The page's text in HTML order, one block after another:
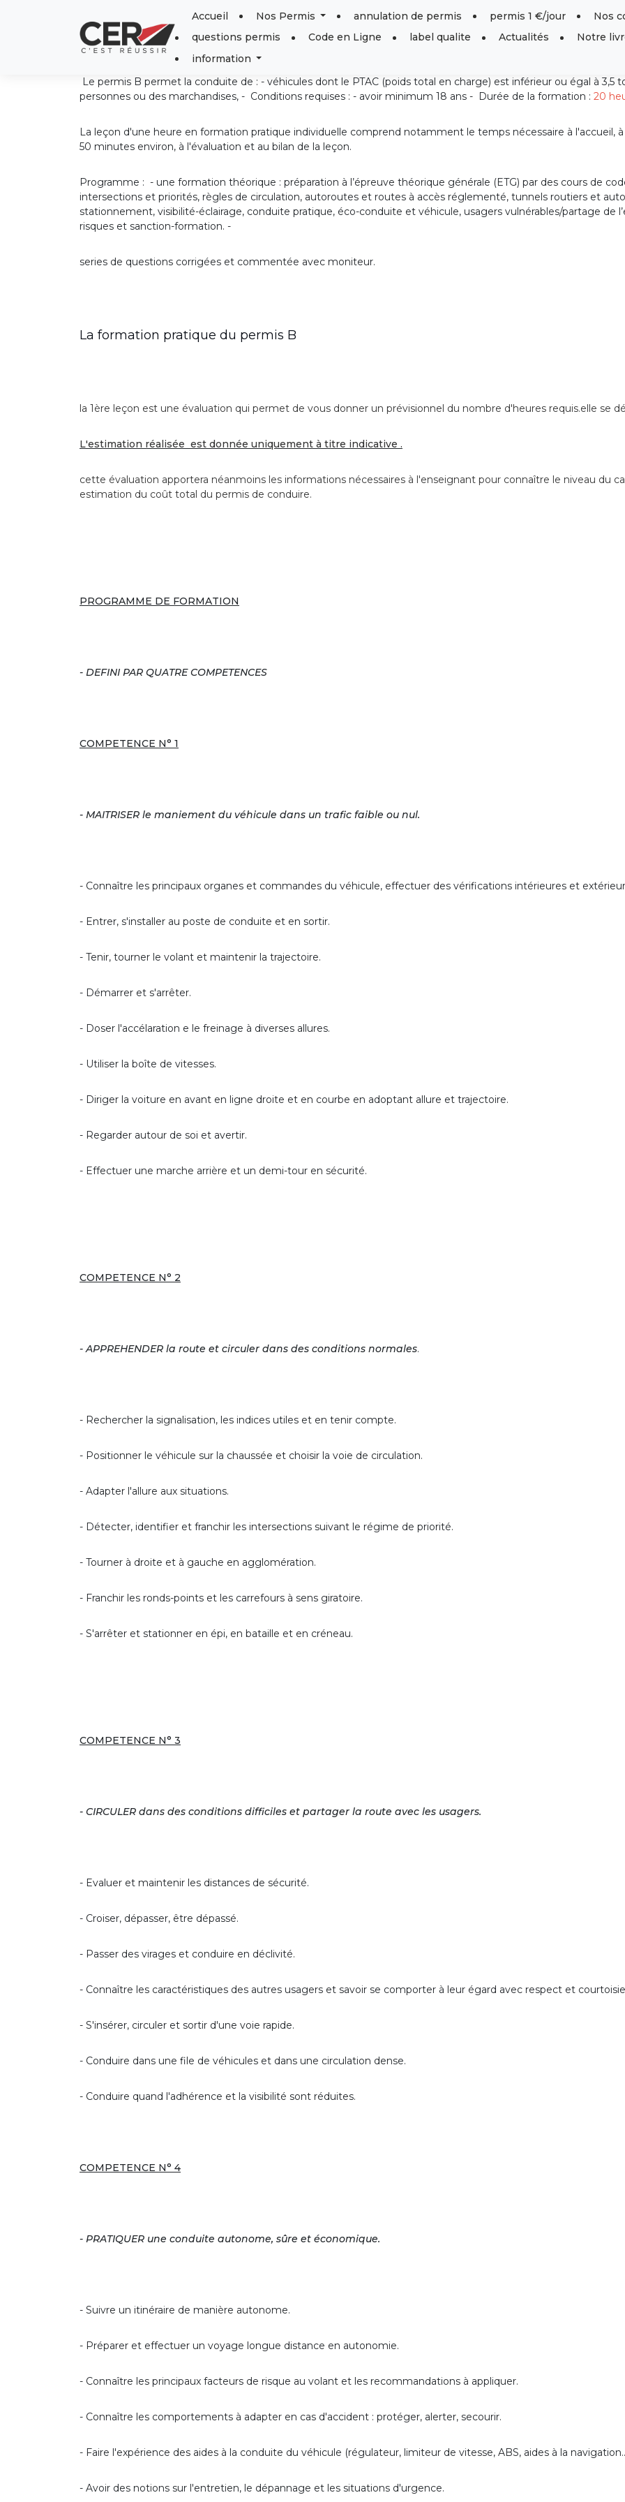
Accueil Nos Permis annulation de permis permis 1 €/jour
Nos
questions permis
Code en Ligne label qualite Actualités
Notre
information
Le permis B permet la conduite de : - véhicules dont le PTAC (poids total en charge) est inférieur ou égal à
personnes ou des marchandises, - Conditions requises : - avoir minimum 18 ans - Durée de la formation : 20
La leçon d'une heure en formation pratique individuelle comprend notamment le temps nécessaire à l'accueil,
50 minutes environ, à l'évaluation et au bilan de la leçon.
Programme : - une formation théorique : préparation à l’épreuve théorique générale (ETG) par des cours de
intersections et priorités, règles de circulation, autoroutes et routes à accès réglementé, tunnels routiers et
stationnement, visibilité-éclairage, conduite pratique, éco-conduite et véhicule, usagers vulnérables/partage de
risques et sanction-formation. -
series de questions corrigées et commentée avec moniteur.
La formation pratique du permis B
la 1ère leçon est une évaluation qui permet de vous donner un prévisionnel du nombre d'heures requis.elle se
L'estimation réalisée est donnée uniquement à titre indicative .
cette évaluation apportera néanmoins les informations nécessaires à l'enseignant pour connaître le niveau du
estimation du coût total du permis de conduire.
PROGRAMME DE FORMATION
- DEFINI PAR QUATRE COMPETENCES
COMPETENCE N° 1
- MAITRISER le maniement du véhicule dans un trafic faible ou nul.
- Connaître les principaux organes et commandes du véhicule, effectuer des vérifications intérieures et
- Entrer, s'installer au poste de conduite et en sortir.
- Tenir, tourner le volant et maintenir la trajectoire.
- Démarrer et s'arrêter.
- Doser l'accélaration e le freinage à diverses allures.
- Utiliser la boîte de vitesses.
- Diriger la voiture en avant en ligne droite et en courbe en adoptant allure et trajectoire.
- Regarder autour de soi et avertir.
- Effectuer une marche arrière et un demi-tour en sécurité.
COMPETENCE N° 2
- APPREHENDER la route et circuler dans des conditions normales.
- Rechercher la signalisation, les indices utiles et en tenir compte.
- Positionner le véhicule sur la chaussée et choisir la voie de circulation.
- Adapter l'allure aux situations.
- Détecter, identifier et franchir les intersections suivant le régime de priorité.
- Tourner à droite et à gauche en agglomération.
- Franchir les ronds-points et les carrefours à sens giratoire.
- S'arrêter et stationner en épi, en bataille et en créneau.
COMPETENCE N° 3
- CIRCULER dans des conditions difficiles et partager la route avec les usagers.
- Evaluer et maintenir les distances de sécurité.
- Croiser, dépasser, être dépassé.
- Passer des virages et conduire en déclivité.
- Connaître les caractéristiques des autres usagers et savoir se comporter à leur égard avec respect et
- S'insérer, circuler et sortir d'une voie rapide.
- Conduire dans une file de véhicules et dans une circulation dense.
- Conduire quand l'adhérence et la visibilité sont réduites.
COMPETENCE N° 4
- PRATIQUER une conduite autonome, sûre et économique.
- Suivre un itinéraire de manière autonome.
- Préparer et effectuer un voyage longue distance en autonomie.
- Connaître les principaux facteurs de risque au volant et les recommandations à appliquer.
- Connaître les comportements à adapter en cas d'accident : protéger, alerter, secourir.
- Faire l'expérience des aides à la conduite du véhicule (régulateur, limiteur de vitesse, ABS, aides à la
- Avoir des notions sur l'entretien, le dépannage et les situations d'urgence.